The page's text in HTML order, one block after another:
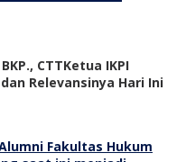
CTTKetua IKPI
Relevansinya Hari Ini